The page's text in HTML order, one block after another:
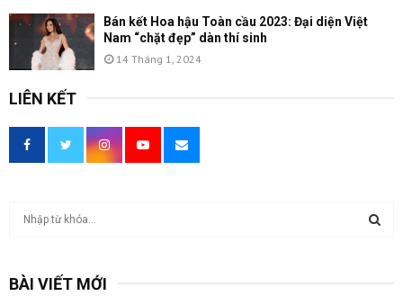
Bán kết Hoa hậu Toàn cầu 2023: Đại diện Việt
Nam “chặt đẹp” dàn thí sinh
14 Tháng 1, 2024
LIÊN KẾT
iBÀI VIẾT MỚI